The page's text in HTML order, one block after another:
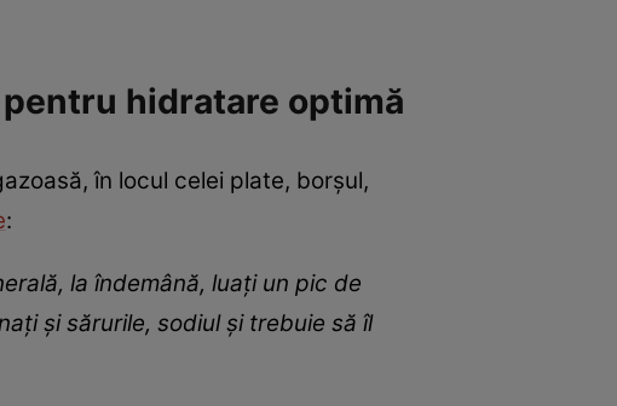
hidratare optimă
în locul celei plate, borșul,
:
la îndemână, luați un pic de
și sărurile, sodiul și trebuie să îl